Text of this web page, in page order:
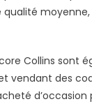
moyenne,
Collins sont
vendant des